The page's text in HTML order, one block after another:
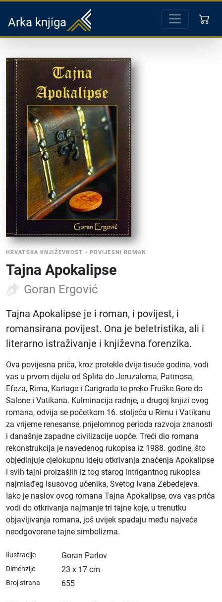
Arka knjiga
HRVATSKA KNJIŽEVNOST • POVIJESNI ROMAN
Tajna Apokalipse
Goran Ergović
Tajna Apokalipse je i roman, i povijest, i
romansirana povijest. Ona je beletristika, ali i
literarno istraživanje i književna forenzika.
Ova povijesna priča, kroz protekle dvije tisuće godina, vodi
vas u prvom dijelu od Splita do Jeruzalema, Patmosa,
Efeza, Rima, Kartage i Carigrada te preko Fruške Gore do
Salone i Vatikana. Kulminacija radnje, u drugoj knjizi ovog
romana, odvija se početkom 16. stoljeća u Rimu i Vatikanu
za vrijeme renesanse, prijelomnog perioda razvoja znanosti
i današnje zapadne civilizacije uopće. Treći dio romana
rekonstrukcija je navedenog rukopisa iz 1988. godine, što
objedinjuje cjelokupnu ideju otkrivanja značenja Apokalipse
i svih tajni proizašlih iz tog starog intrigantnog rukopisa
najmlađeg Isusovog učenika, Svetog Ivana Zebedejeva.
Iako je naslov ovog romana Tajna Apokalipse, ova vas priča
vodi do otkrivanja najmanje tri tajne koje, u trenutku
objavljivanja romana, još uvijek spadaju među najveće
neodgovorene tajne simbolizma.
Ilustracije Goran Parlov
Dimenzije 23 x 17 cm
Broj strana 655